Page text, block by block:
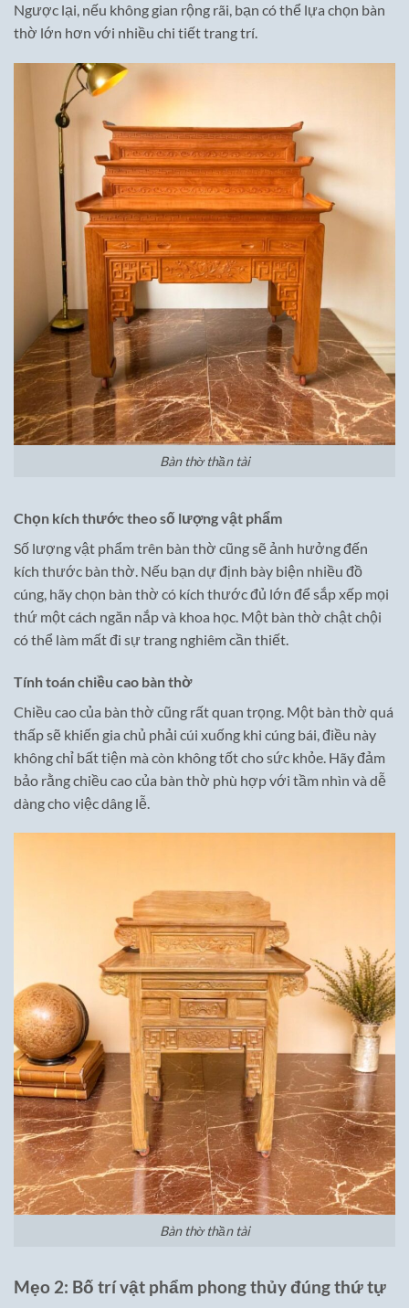
Ngược lại, nếu không gian rộng rãi, bạn có thể lựa chọn bàn
thờ lớn hơn với nhiều chi tiết trang trí.
Bàn thờ thần tài
Chọn kích thước theo số lượng vật phẩm
Số lượng vật phẩm trên bàn thờ cũng sẽ ảnh hưởng đến
kích thước bàn thờ. Nếu bạn dự định bày biện nhiều đồ
cúng, hãy chọn bàn thờ có kích thước đủ lớn để sắp xếp mọi
thứ một cách ngăn nắp và khoa học. Một bàn thờ chật chội
có thể làm mất đi sự trang nghiêm cần thiết.
Tính toán chiều cao bàn thờ
Chiều cao của bàn thờ cũng rất quan trọng. Một bàn thờ quá
thấp sẽ khiến gia chủ phải cúi xuống khi cúng bái, điều này
không chỉ bất tiện mà còn không tốt cho sức khỏe. Hãy đảm
bảo rằng chiều cao của bàn thờ phù hợp với tầm nhìn và dễ
dàng cho việc dâng lễ.
Bàn thờ thần tài
Mẹo 2: Bố trí vật phẩm phong thủy đúng thứ tự